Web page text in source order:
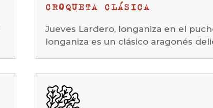
CROQUETA CLÁSICA
Jueves Lardero, longaniza en el
longaniza es un clásico aragonés